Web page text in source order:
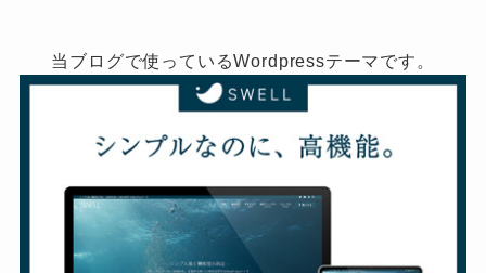
当ブログで使っているWordpressテーマです。